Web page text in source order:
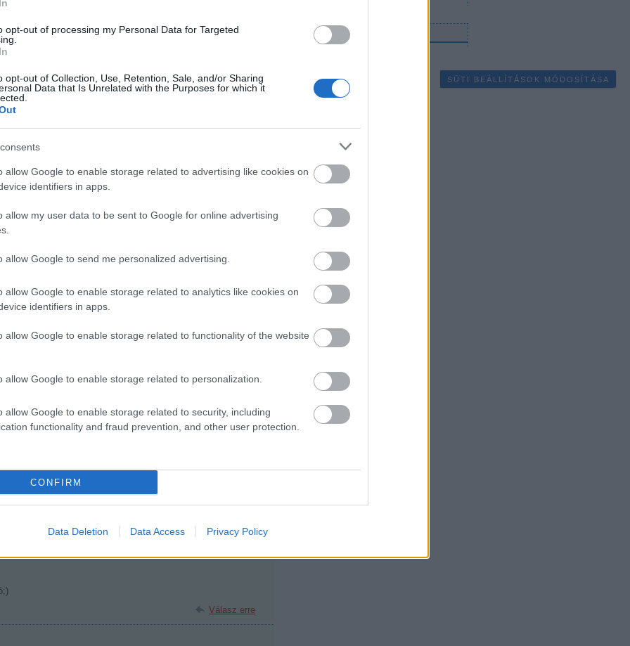
opt-out of processing my Personal Data for Targeted
opt-out of Collection, Use, Retention, Sale, and/or Sharing
Data that Is Unrelated with the Purposes for which it
allow Google to enable storage related to advertising like cookies on
identifiers in apps.
allow my user data to be sent to Google for online advertising
allow Google to send me personalized advertising.
allow Google to enable storage related to analytics like cookies on
identifiers in apps.
allow Google to enable storage related to functionality of the website
allow Google to enable storage related to personalization.
allow Google to enable storage related to security, including
functionality and fraud prevention, and other user protection.
CONFIRM
Data Deletion Data Access Privacy Policy
Egyéb
lesz egy csapatban. Darryl Sutter, a Calgary általános
ősztől a csapat főedzője. Brent az elmúlt két évben a New
helyet szerzett, a playoff első körét egyszer sem élte
csatára kétéves szerződést kötött a KHL-es Metallurg
kapni szezononként. Az NHL-ben 6,08 millió dollár volt az utolsó
szabadügynökké. A 39 éves Fjodorov 18 szezonja során 1248
adott a Detroitban, az Anaheimben, a Columbusban és a
a juniorválogatott
k Marek mezét
A Vienna
bajnokot
Részletek a
Válasz erre
SÜTI BEÁLLÍTÁSOK MÓDOSÍTÁSA